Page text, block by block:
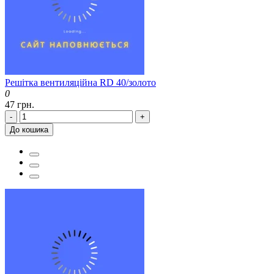
Решітка вентиляційна RD 40/золото
0
47 грн.
-
+
До кошика